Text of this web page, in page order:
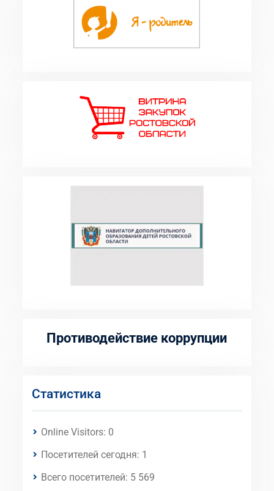
Противодействие коррупции
Статистика
Online Visitors: 0
Посетителей сегодня: 1
Всего посетителей: 5 569